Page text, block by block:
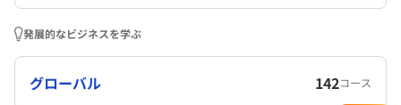
発展的なビジネスを学ぶ
グローバル 142コース